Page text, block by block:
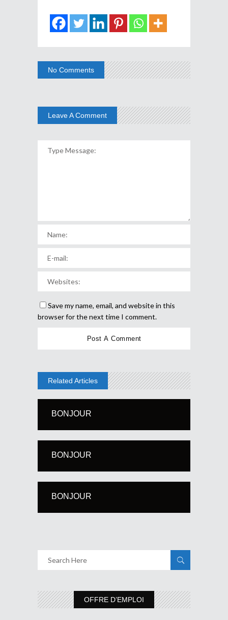
No Comments
Leave A Comment
Save my name, email, and website in this
browser for the next time I comment.
Related Articles
BONJOUR
BONJOUR
BONJOUR
OFFRE D’EMPLOI